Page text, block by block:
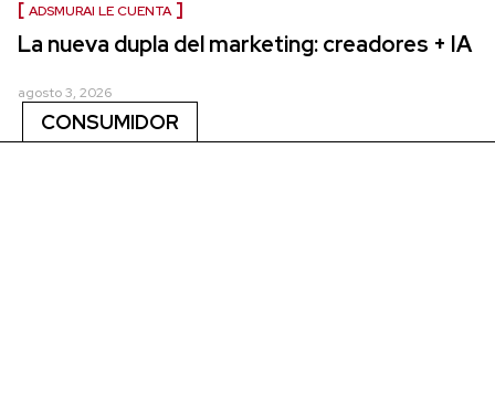
ADSMURAI LE CUENTA
La nueva dupla del marketing: creadores + IA
agosto 3, 2026
CONSUMIDOR